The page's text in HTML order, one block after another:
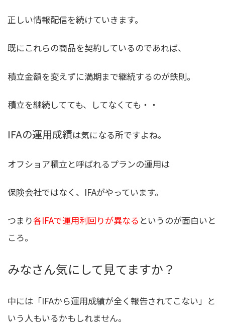
正しい情報配信を続けていきます。
既にこれらの商品を契約しているのであれば、
積立金額を変えずに満期まで継続するのが鉄則。
積立を継続してても、してなくても・・
IFAの運用成績は気になる所ですよね。
オフショア積立と呼ばれるプランの運用は
保険会社ではなく、IFAがやっています。
つまり各IFAで運用利回りが異なる というのが面白いと
ころ。
みなさん気にして見てますか？
中には「IFAから運用成績が全く報告されてこない」と
いう人もいるかもしれません。